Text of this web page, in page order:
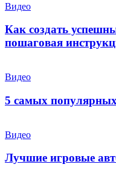
Видео
Как создать
пошаговая
Видео
5 самых
Видео
Лучшие игровые